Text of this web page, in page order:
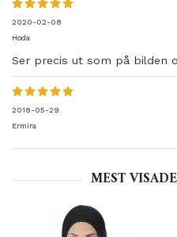
2020-02-08
Hoda
Ser precis ut som på bilden
2018-05-29
Ermira
MEST